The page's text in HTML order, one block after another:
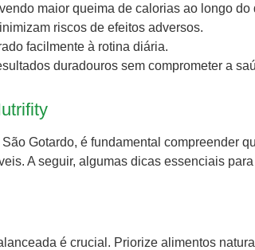
maior queima de calorias ao longo do
riscos de efeitos adversos.
facilmente à rotina diária.
duradouros sem comprometer a
Gotardo, é fundamental compreender
A seguir, algumas dicas essenciais para
é crucial. Priorize alimentos